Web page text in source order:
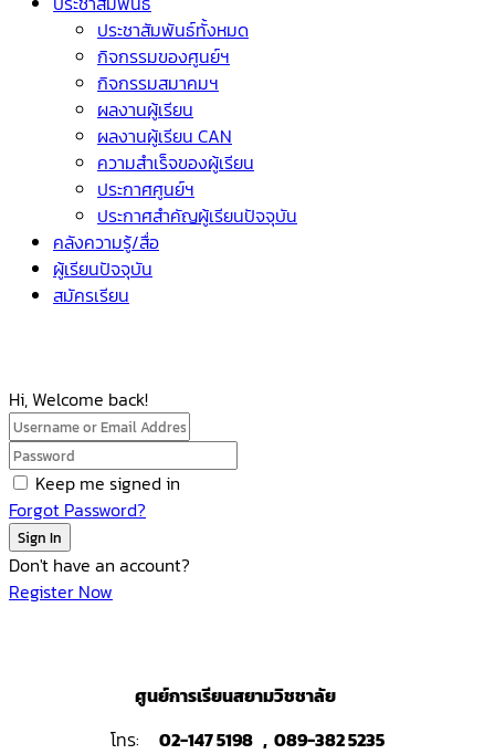
ประชาสัมพันธ์ทั้งหมด
กิจกรรมของศูนย์ฯ
กิจกรรมสมาคมฯ
ผลงานผู้เรียน
ผลงานผู้เรียน CAN
ความสำเร็จของผู้เรียน
ประกาศศูนย์ฯ
ประกาศสำคัญผู้เรียนปัจจุบัน
คลังความรู้/สื่อ
ผู้เรียนปัจจุบัน
สมัครเรียน
Hi, Welcome back!
Keep me signed in
Forgot Password?
Sign In
Don't have an account?
Register Now
ศูนย์การเรียนสยามวิชชาลัย
โทร:
02-147 5198 , 089-382 5235